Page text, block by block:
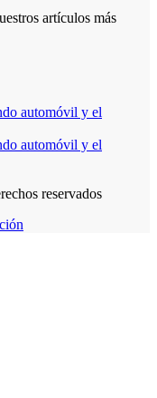
artículos más
reservados